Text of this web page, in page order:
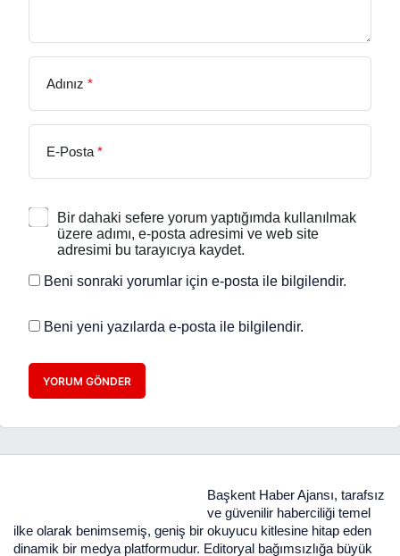
Adınız *
E-Posta *
Bir dahaki sefere yorum yaptığımda kullanılmak
üzere adımı, e-posta adresimi ve web site
adresimi bu tarayıcıya kaydet.
Beni sonraki yorumlar için e-posta ile bilgilendir.
Beni yeni yazılarda e-posta ile bilgilendir.
YORUM GÖNDER
Başkent Haber Ajansı, tarafsız
ve güvenilir haberciliği temel
ilke olarak benimsemiş, geniş bir okuyucu kitlesine hitap eden
dinamik bir medya platformudur. Editoryal bağımsızlığa büyük